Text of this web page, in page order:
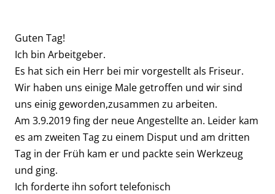
Guten Tag!
Ich bin Arbeitgeber.
Es hat sich ein Herr bei mir vorgestellt als Friseur.
Wir haben uns einige Male getroffen und wir sind
uns einig geworden,zusammen zu arbeiten.
Am 3.9.2019 fing der neue Angestellte an. Leider kam
es am zweiten Tag zu einem Disput und am dritten
Tag in der Früh kam er und packte sein Werkzeug
und ging.
Ich forderte ihn sofort telefonisch